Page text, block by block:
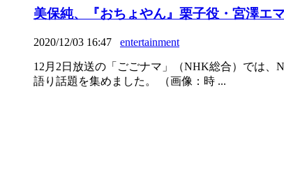
美保純、『おちょやん』栗子役・宮澤エ
2020/12/03 16:47 entertainment
12月2日放送の「ごごナマ」（NHK総合）では
語り話題を集めました。 （画像：時 ...